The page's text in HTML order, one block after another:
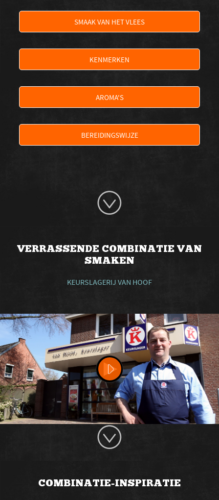
SMAAK VAN HET VLEES
KENMERKEN
AROMA'S
BEREIDINGSWIJZE
VERRASSENDE COMBINATIE VAN
SMAKEN
KEURSLAGERIJ VAN HOOF
COMBINATIE-INSPIRATIE